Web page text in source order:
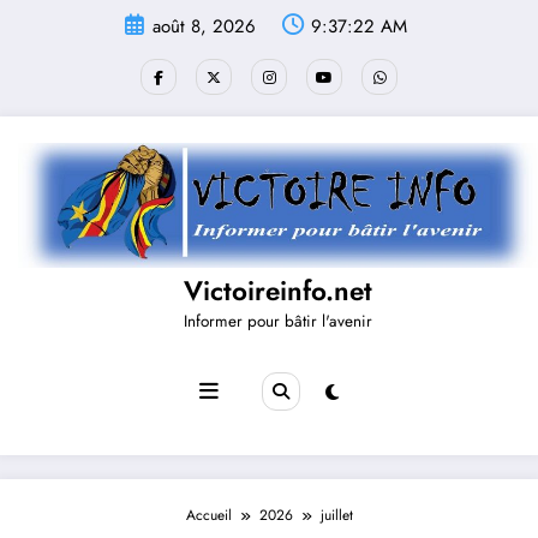
août 8, 2026 9:37:23 AM
Victoireinfo.net
Informer pour bâtir l'avenir
Accueil 2026 juillet